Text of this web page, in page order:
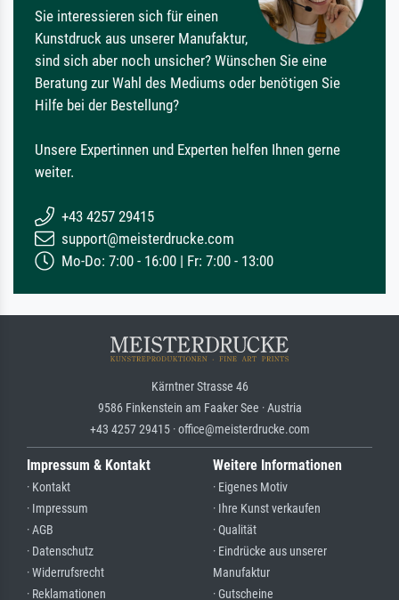
Sie interessieren sich für einen
Kunstdruck aus unserer Manufaktur,
sind sich aber noch unsicher? Wünschen Sie eine
Beratung zur Wahl des Mediums oder benötigen Sie
Hilfe bei der Bestellung?
Unsere Expertinnen und Experten helfen Ihnen gerne
weiter.
+43 4257 29415
support@meisterdrucke.com
Mo-Do: 7:00 - 16:00 | Fr: 7:00 - 13:00
Kärntner Strasse 46
9586 Finkenstein am Faaker See · Austria
+43 4257 29415 · office@meisterdrucke.com
Impressum & Kontakt
· Kontakt
· Impressum
· AGB
· Datenschutz
· Widerrufsrecht
· Reklamationen
Weitere Informationen
· Eigenes Motiv
· Ihre Kunst verkaufen
· Qualität
· Eindrücke aus unserer
Manufaktur
· Gutscheine